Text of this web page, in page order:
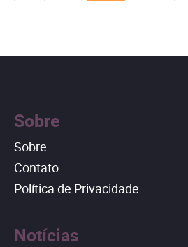
Sobre
Sobre
Contato
Política de Privacidade
Notícias